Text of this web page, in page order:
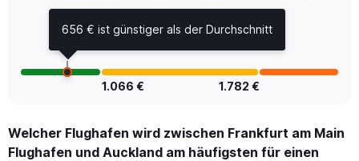
1.066 € 1.782 €
Welcher Flughafen wird zwischen Frankfurt am Main
Flughafen und Auckland am häufigsten für einen
656 € ist günstiger als der Durchschnitt